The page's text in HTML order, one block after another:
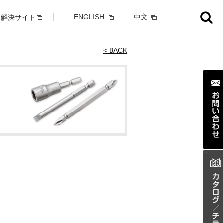
決サイト ENGLISH 中文
< BACK